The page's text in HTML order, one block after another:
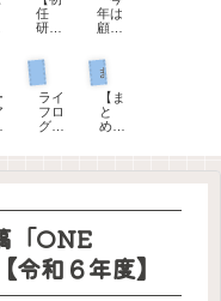
とが
な
とき
はこ
れを
書
く！
ンロ
ード
ま
す。
「小
学校
版」
「中
高校
任
研】
１学
期の
振り
返
り」
への
年は
顧問
わっ
てく
ださ
い」
、担
当す
が変
コン 教師手帳
ライ
フロ
グの
ダイ
付ス
プで
決ま
り
まとめページ
【ま
と
め】
生へ
ト例
説つ
き～
「ONE
和６年度】